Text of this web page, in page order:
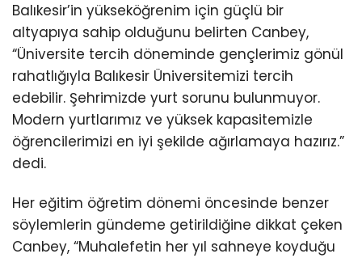
Balıkesir’in yükseköğrenim için güçlü bir
altyapıya sahip olduğunu belirten Canbey,
“Üniversite tercih döneminde gençlerimiz gönül
rahatlığıyla Balıkesir Üniversitemizi tercih
edebilir. Şehrimizde yurt sorunu bulunmuyor.
Modern yurtlarımız ve yüksek kapasitemizle
öğrencilerimizi en iyi şekilde ağırlamaya hazırız.”
dedi.
Her eğitim öğretim dönemi öncesinde benzer
söylemlerin gündeme getirildiğine dikkat çeken
Canbey, “Muhalefetin her yıl sahneye koyduğu